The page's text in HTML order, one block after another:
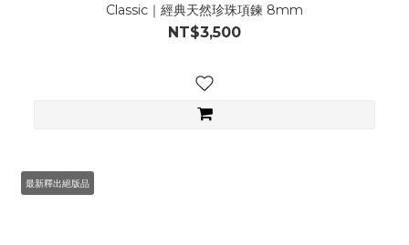
Classic｜經典天然珍珠項鍊 8mm
NT$3,500
最新釋出絕版品